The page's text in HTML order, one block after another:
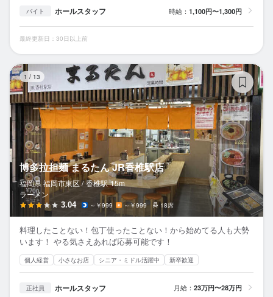
バイト ホールスタッフ 時給： 1,100円〜1,300円
最終更新日：30日以上前
1 / 13
博多拉担麺 まるたん JR香椎駅店
福岡県 福岡市東区 / 香椎駅 15m
ラーメン
3.04 ～￥999 ～￥999 18席
料理したことない！包丁使ったことない！から始めてる人も大勢
います！ やる気さえあれば応募可能です！
個人経営 小さなお店 シニア・ミドル活躍中 新卒歓迎
正社員 ホールスタッフ 月給： 23万円〜28万円